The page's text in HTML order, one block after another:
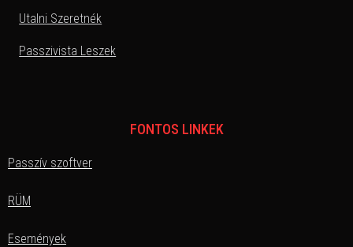
Utalni Szeretnék
Passzivista Leszek
FONTOS LINKEK
Passzív szoftver
RÜM
Események